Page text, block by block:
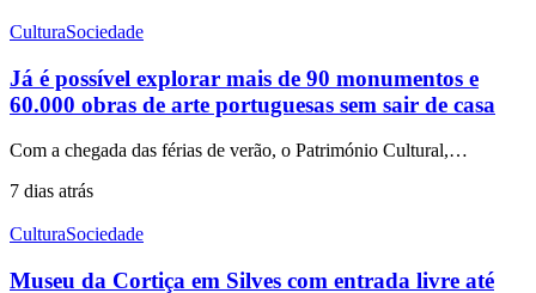
CulturaSociedade
Já é possível explorar mais de 90 monumentos e
60.000 obras de arte portuguesas sem sair de casa
Com a chegada das férias de verão, o Património Cultural,…
7 dias atrás
CulturaSociedade
Museu da Cortiça em Silves com entrada livre até